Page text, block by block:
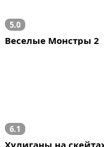
5.0
Веселые Монстры 2
6.1